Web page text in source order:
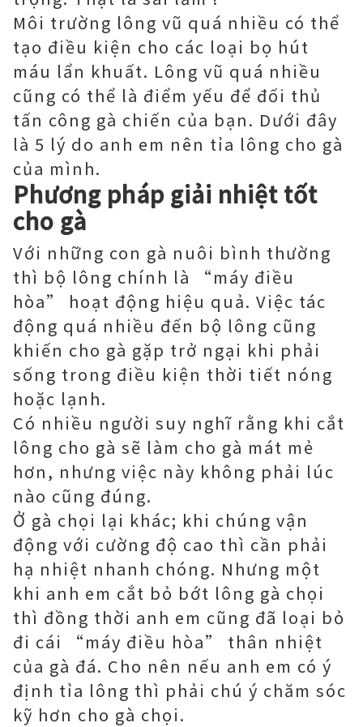
Môi trường lông vũ quá nhiều có thể
tạo điều kiện cho các loại bọ hút
máu lẩn khuất. Lông vũ quá nhiều
cũng có thể là điểm yếu để đối thủ
tấn công gà chiến của bạn. Dưới đây
là 5 lý do anh em nên tỉa lông cho gà
của mình.
Phương pháp giải nhiệt tốt
cho gà
Với những con gà nuôi bình thường
thì bộ lông chính là “máy điều
hòa” hoạt động hiệu quả. Việc tác
động quá nhiều đến bộ lông cũng
khiến cho gà gặp trở ngại khi phải
sống trong điều kiện thời tiết nóng
hoặc lạnh.
Có nhiều người suy nghĩ rằng khi cắt
lông cho gà sẽ làm cho gà mát mẻ
hơn, nhưng việc này không phải lúc
nào cũng đúng.
Ở gà chọi lại khác; khi chúng vận
động với cường độ cao thì cần phải
hạ nhiệt nhanh chóng. Nhưng một
khi anh em cắt bỏ bớt lông gà chọi
thì đồng thời anh em cũng đã loại bỏ
đi cái “máy điều hòa” thân nhiệt
của gà đá. Cho nên nếu anh em có ý
định tỉa lông thì phải chú ý chăm sóc
kỹ hơn cho gà chọi.